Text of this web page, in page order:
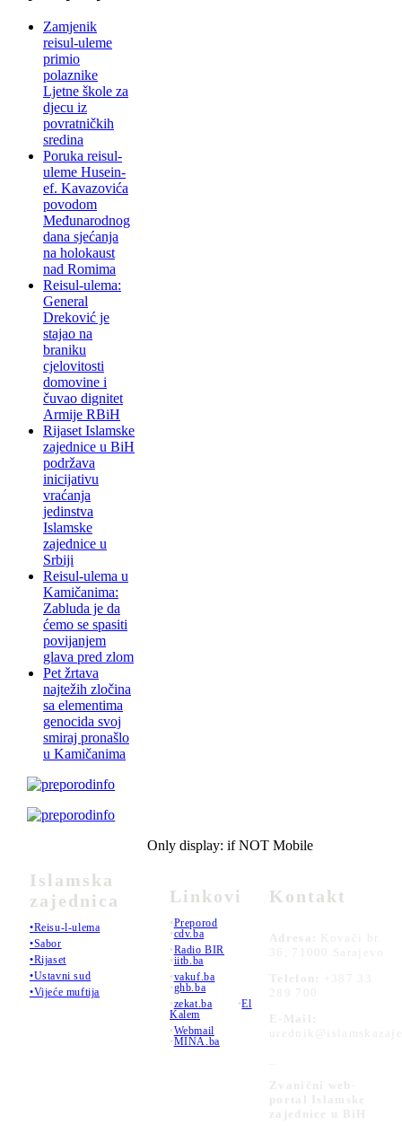
Zamjenik
reisul-uleme
primio
polaznike
Ljetne škole za
djecu iz
povratničkih
sredina
Poruka reisul-
uleme Husein-
ef. Kavazovića
povodom
Međunarodnog
dana sjećanja
na holokaust
nad Romima
Reisul-ulema:
General
Dreković je
stajao na
braniku
cjelovitosti
domovine i
čuvao dignitet
Armije RBiH
Rijaset Islamske
zajednice u BiH
podržava
inicijativu
vraćanja
jedinstva
Islamske
zajednice u
Srbiji
Reisul-ulema u
Kamičanima:
Zabluda je da
ćemo se spasiti
povijanjem
glava pred zlom
Pet žrtava
najtežih zločina
sa elementima
genocida svoj
smiraj pronašlo
u Kamičanima
Islamska
zajednica
•Reisu-l-ulema
•Sabor
•Rijaset
•Ustavni sud
•Vijeće muftija
Only display: if NOT Mobile
Linkovi
•Preporod
•cdv.ba
•Radio BIR
•iitb.ba
•vakuf.ba
•ghb.ba
•zekat.ba •El
Kalem
•Webmail
•MINA.ba
Kontakt
Adresa:
Kovači br.
36, 71000 Sarajevo
Telefon:
+387 33
289 700
E-Mail:
Zvanični web-
portal Islamske
zajednice u BiH